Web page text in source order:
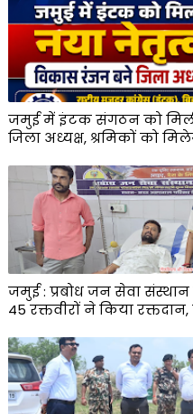
जमुई में इंटक संगठन को
जिला अध्यक्ष, श्रमिकों को
जमुई : प्रबोध जन सेवा
45 रक्तवीरों ने किया